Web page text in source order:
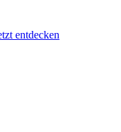
entdecken